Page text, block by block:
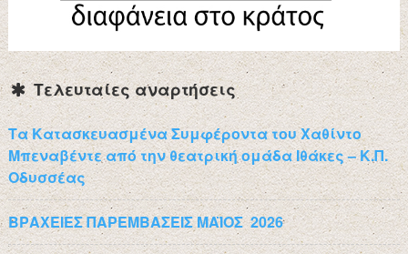
Τελευταίες αναρτήσεις
Τα Κατασκευασμένα Συμφέροντα του Χαθίντο
Μπεναβέντε από την θεατρική ομάδα Ιθάκες – Κ.Π.
Οδυσσέας
ΒΡΑΧΕΙΕΣ ΠΑΡΕΜΒΑΣΕΙΣ ΜΑΪΟΣ 2026